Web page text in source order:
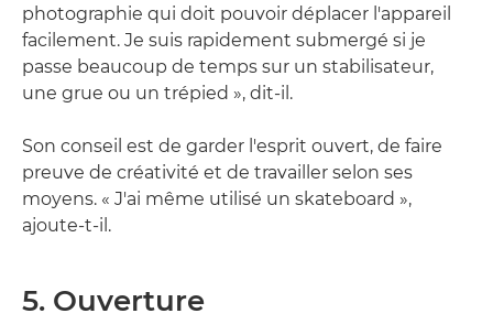
photographie qui doit pouvoir déplacer l'appareil
facilement. Je suis rapidement submergé si je
passe beaucoup de temps sur un stabilisateur,
une grue ou un trépied », dit-il.
Son conseil est de garder l'esprit ouvert, de faire
preuve de créativité et de travailler selon ses
moyens. « J'ai même utilisé un skateboard »,
ajoute-t-il.
5. Ouverture